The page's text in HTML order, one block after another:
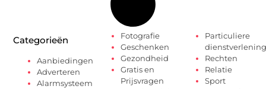
Categorieën
Aanbiedingen
Adverteren
Alarmsysteem
Fotografie
Geschenken
Gezondheid
Gratis en
Prijsvragen
Particuliere
dienstverlening
Rechten
Relatie
Sport